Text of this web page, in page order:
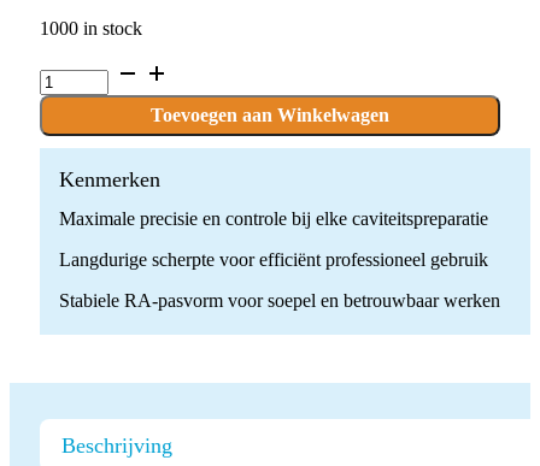
1000 in stock
C.1.004.RA
x
Boren
quantity
Toevoegen aan Winkelwagen
Kenmerken
Maximale precisie en controle bij elke caviteitspreparatie
Langdurige scherpte voor efficiënt professioneel gebruik
Stabiele RA-pasvorm voor soepel en betrouwbaar werken
Beschrijving